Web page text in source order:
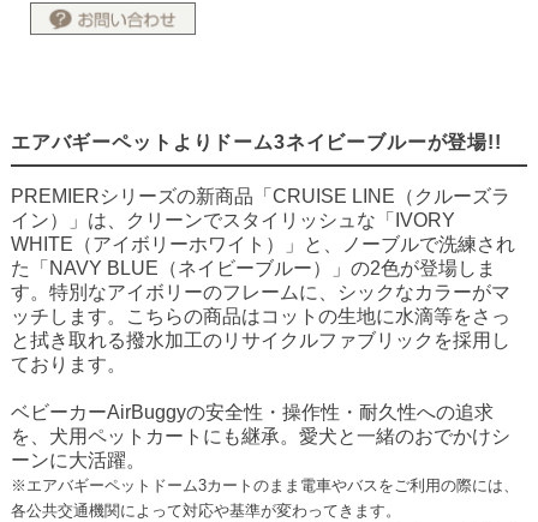
エアバギーペットよりドーム3ネイビーブルーが登場!!
PREMIERシリーズの新商品「CRUISE LINE（クルーズラ
イン）」は、クリーンでスタイリッシュな「IVORY
WHITE（アイボリーホワイト）」と、ノーブルで洗練され
た「NAVY BLUE（ネイビーブルー）」の2色が登場しま
す。特別なアイボリーのフレームに、シックなカラーがマ
ッチします。こちらの商品はコットの生地に水滴等をさっ
と拭き取れる撥水加工のリサイクルファブリックを採用し
ております。
ベビーカーAirBuggyの安全性・操作性・耐久性への追求
を、犬用ペットカートにも継承。愛犬と一緒のおでかけシ
ーンに大活躍。
※エアバギーペットドーム3カートのまま電車やバスをご利用の際には、
各公共交通機関によって対応や基準が変わってきます。